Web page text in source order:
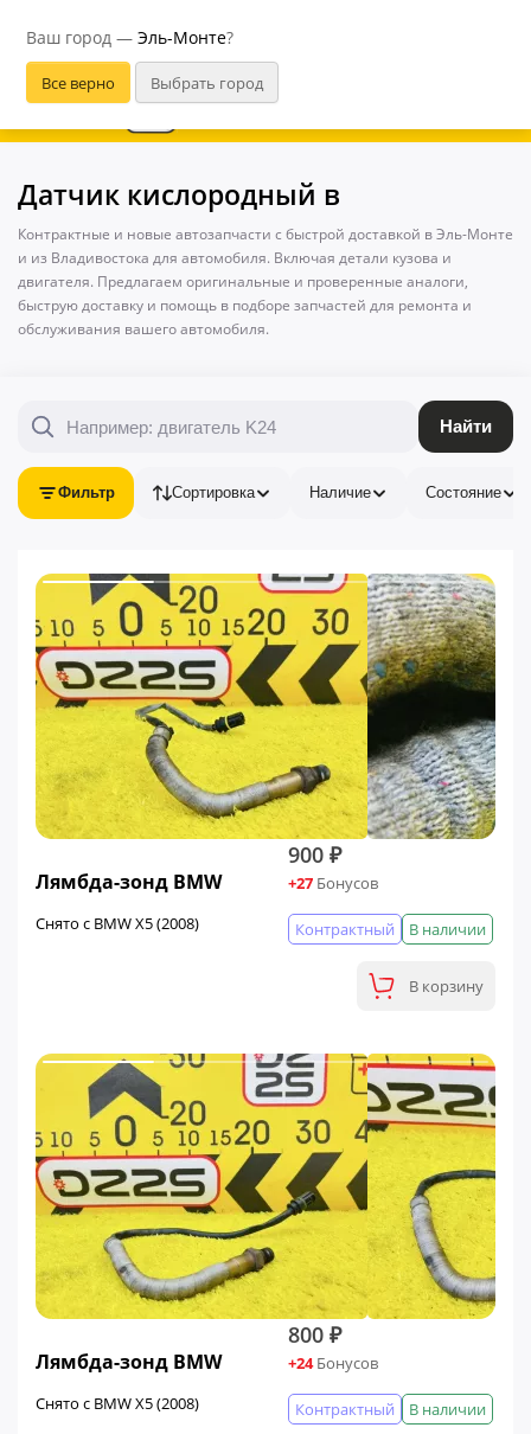
Ваш город — Эль-Монте?
В приложении удобнее
Датчик кислородный в
Контрактные и новые автозапчасти с быстрой доставкой в Эль-Монте
и из Владивостока для автомобиля. Включая детали кузова и
двигателя. Предлагаем оригинальные и проверенные аналоги,
быструю доставку и помощь в подборе запчастей для ремонта и
обслуживания вашего автомобиля.
Найти
Фильтр Сортировка Наличие Состояние
Лямбда-зонд BMW
Снято с BMW X5 (2008)
900 ₽
+27 Бонусов
В наличии
Контрактный
В корзину
Лямбда-зонд BMW
Снято с BMW X5 (2008)
800 ₽
+24Бонусов
В наличии
Контрактный